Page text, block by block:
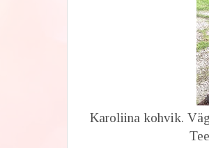
Karoliina kohvik.